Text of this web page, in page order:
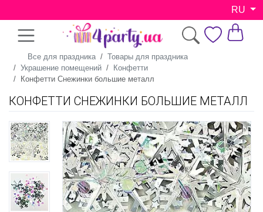
RU
Все для праздника
Товары для праздника
Украшение помещений
Конфетти
Конфетти Снежинки большие металл
КОНФЕТТИ СНЕЖИНКИ БОЛЬШИЕ МЕТАЛЛ